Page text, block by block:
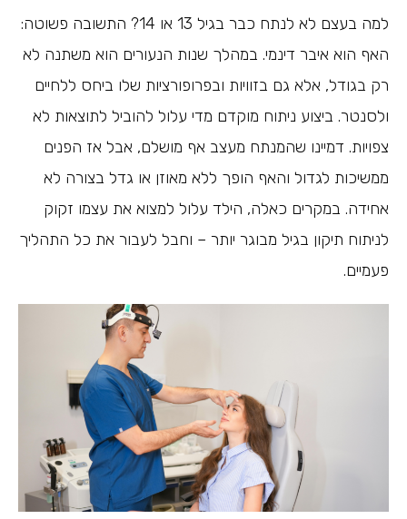
למה בעצם לא לנתח כבר בגיל 13 או 14? התשובה פשוטה:
האף הוא איבר דינמי. במהלך שנות הנעורים הוא משתנה לא
רק בגודל, אלא גם בזוויות ובפרופורציות שלו ביחס ללחיים
ולסנטר. ביצוע ניתוח מוקדם מדי עלול להוביל לתוצאות לא
צפויות. דמיינו שהמנתח מעצב אף מושלם, אבל אז הפנים
ממשיכות לגדול והאף הופך ללא מאוזן או גדל בצורה לא
אחידה. במקרים כאלה, הילד עלול למצוא את עצמו זקוק
לניתוח תיקון בגיל מבוגר יותר – וחבל לעבור את כל התהליך
פעמיים.